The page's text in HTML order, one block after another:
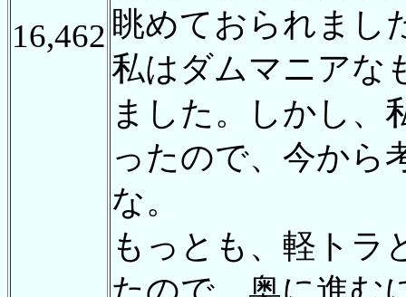
16,462 眺めておられま
私はダムマニアな
ました。しかし、
ったので、今から
な。
もっとも、軽トラ